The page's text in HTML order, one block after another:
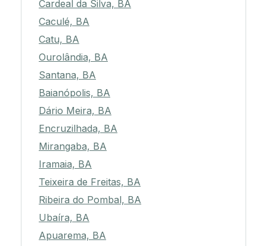
Cardeal da Silva, BA
Caculé, BA
Catu, BA
Ourolândia, BA
Santana, BA
Baianópolis, BA
Dário Meira, BA
Encruzilhada, BA
Mirangaba, BA
Iramaia, BA
Teixeira de Freitas, BA
Ribeira do Pombal, BA
Ubaíra, BA
Apuarema, BA